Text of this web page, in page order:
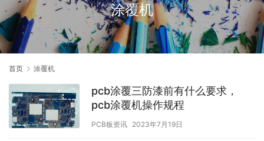
涂覆机
首页 涂覆机
pcb涂覆三防漆前有什么要求，
pcb涂覆机操作规程
PCB板资讯 2023年7月19日